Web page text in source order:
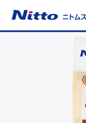
ニトムズ